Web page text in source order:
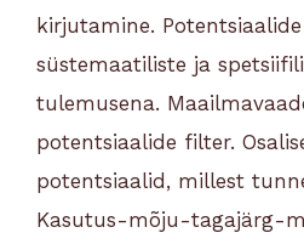
kirjutamine.
süstemaatiliste ja
tulemusena.
potentsiaalide filter.
potentsiaalid, millest
Kasutus-mõju-tagajärg-